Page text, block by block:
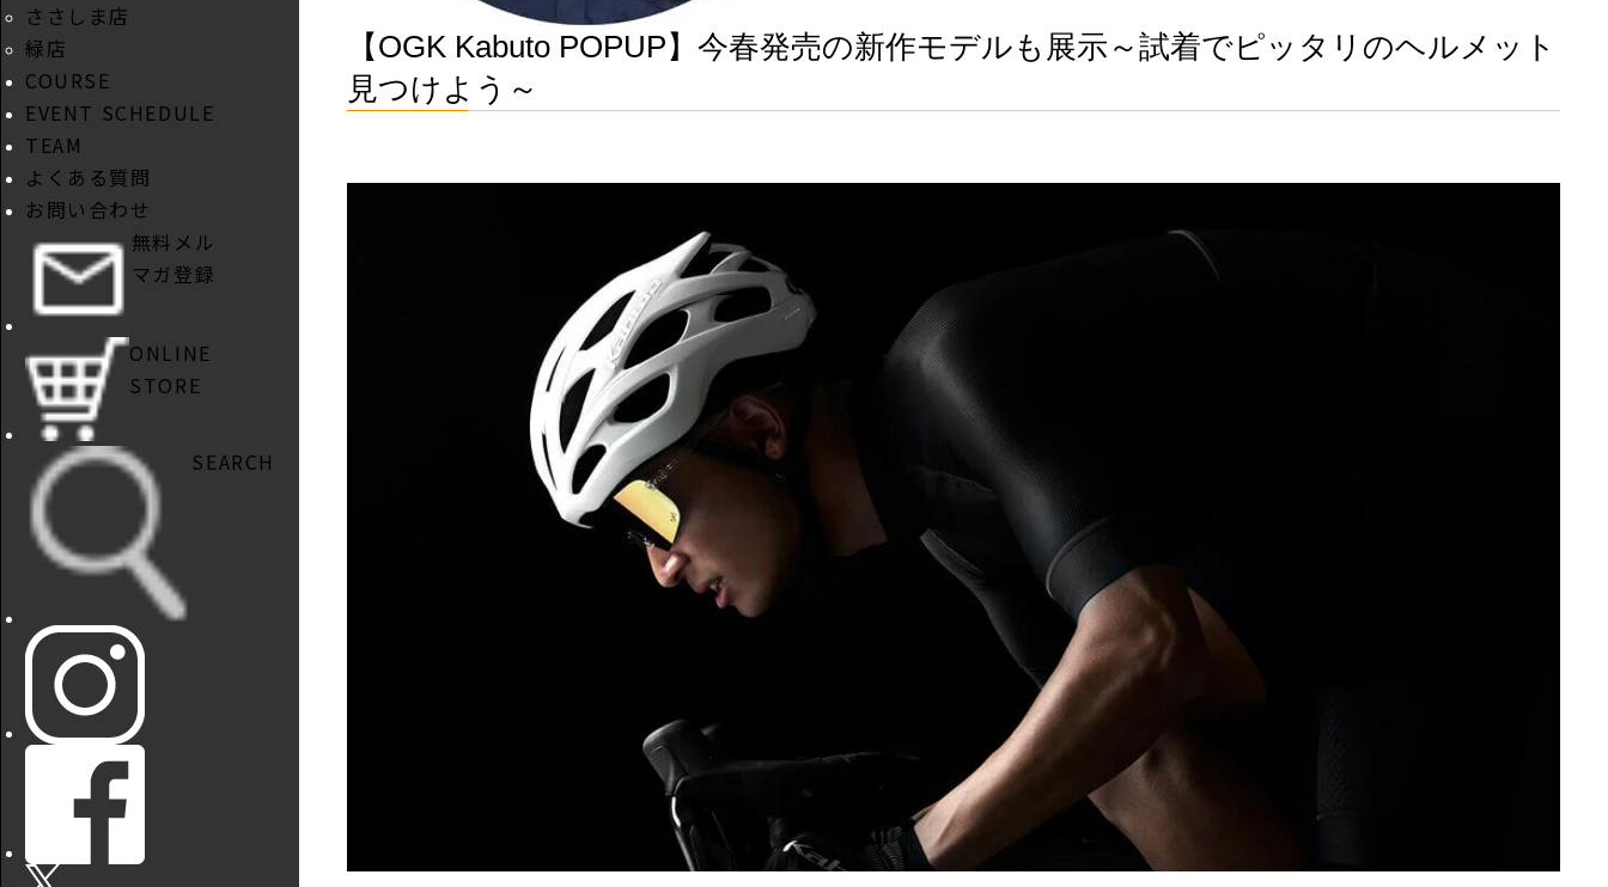
ささしま店
緑店
COURSE
EVENT SCHEDULE
TEAM
よくある質問
お問い合わせ
無料メル
マガ登録
ONLINE
STORE
SEARCH
【OGK Kabuto POPUP】今春発売の新作モデルも展示～試着でピッタリのヘルメット
見つけよう～